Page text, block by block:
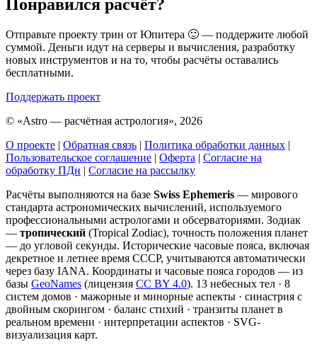
Понравился расчёт?
Отправьте проекту трин от Юпитера 🙂 — поддержите любой
суммой. Деньги идут на серверы и вычисления, разработку
новых инструментов и на то, чтобы расчёты оставались
бесплатными.
Поддержать проект
© «Astro — расчётная астрология», 2026
О проекте | Обратная связь | Политика обработки данных |
Пользовательское соглашение | Оферта | Согласие на
обработку ПДн | Согласие на рассылку
Расчёты выполняются на базе Swiss Ephemeris — мирового
стандарта астрономических вычислений, используемого
профессиональными астрологами и обсерваториями. Зодиак
— тропический (Tropical Zodiac), точность положения планет
— до угловой секунды. Исторические часовые пояса, включая
декретное и летнее время СССР, учитываются автоматически
через базу IANA. Координаты и часовые пояса городов — из
базы GeoNames (лицензия CC BY 4.0). 13 небесных тел · 8
систем домов · мажорные и минорные аспекты · синастрия с
двойным скорингом · баланс стихий · транзиты планет в
реальном времени · интерпретации аспектов · SVG-
визуализация карт.